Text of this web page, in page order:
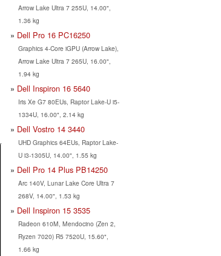
Arrow Lake Ultra 7 255U, 14.00",
1.36 kg
Dell Pro 16 PC16250
Graphics 4-Core iGPU (Arrow Lake),
Arrow Lake Ultra 7 265U, 16.00",
1.94 kg
Dell Inspiron 16 5640
Iris Xe G7 80EUs, Raptor Lake-U i5-
1334U, 16.00", 2.14 kg
Dell Vostro 14 3440
UHD Graphics 64EUs, Raptor Lake-
U i3-1305U, 14.00", 1.55 kg
Dell Pro 14 Plus PB14250
Arc 140V, Lunar Lake Core Ultra 7
268V, 14.00", 1.53 kg
Dell Inspiron 15 3535
Radeon 610M, Mendocino (Zen 2,
Ryzen 7020) R5 7520U, 15.60",
1.66 kg